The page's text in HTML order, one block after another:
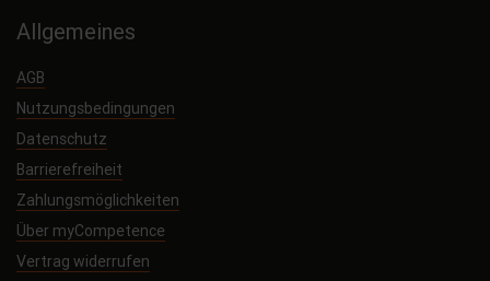
Allgemeines
AGB
Nutzungsbedingungen
Datenschutz
Barrierefreiheit
Zahlungsmöglichkeiten
Über myCompetence
Vertrag widerrufen